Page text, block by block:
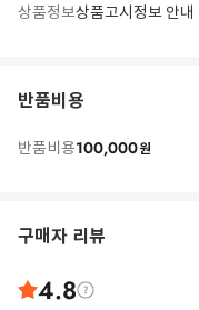
상품정보상품고시정보 안내
반품비용
반품비용100,000원
구매자 리뷰
4.8